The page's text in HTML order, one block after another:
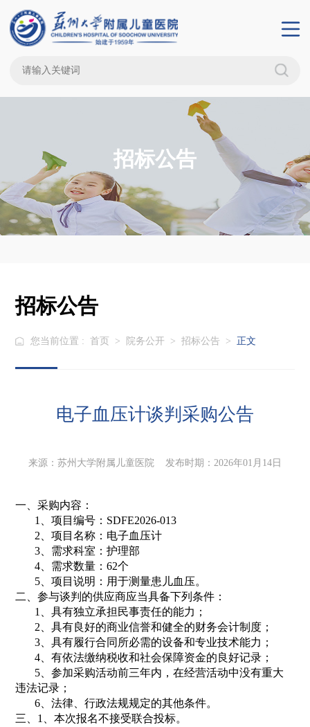
招标公告
招标公告
您当前位置 : 首页 > 院务公开 > 招标公告 > 正文
电子血压计谈判采购公告
来源：苏州大学附属儿童医院 发布时期：2026年01月14日
一、采购内容：
1、项目编号： SDFE2026-013
2、项目名称：电子血压计
3、需求科室：护理部
4、需求数量：62个
5、项目说明：用于测量患儿血压。
二、参与谈判的供应商应当具备下列条件：
1、具有独立承担民事责任的能力；
2、具有良好的商业信誉和健全的财务会计制度；
3、具有履行合同所必需的设备和专业技术能力；
4、有依法缴纳税收和社会保障资金的良好记录；
5、参加采购活动前三年内，在经营活动中没有重大
违法记录；
6、法律、行政法规规定的其他条件。
三、 1、本次报名不接受联合投标。